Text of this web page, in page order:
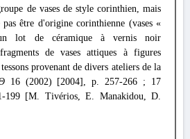
de vases de style corinthien, mais
être d'origine corinthienne (vases «
lot de céramique à vernis noir
de vases attiques à figures
provenant de divers ateliers de la
16 (2002) [2004], p. 257-266 ; 17
199 [M. Tivérios, E. Manakidou, D.